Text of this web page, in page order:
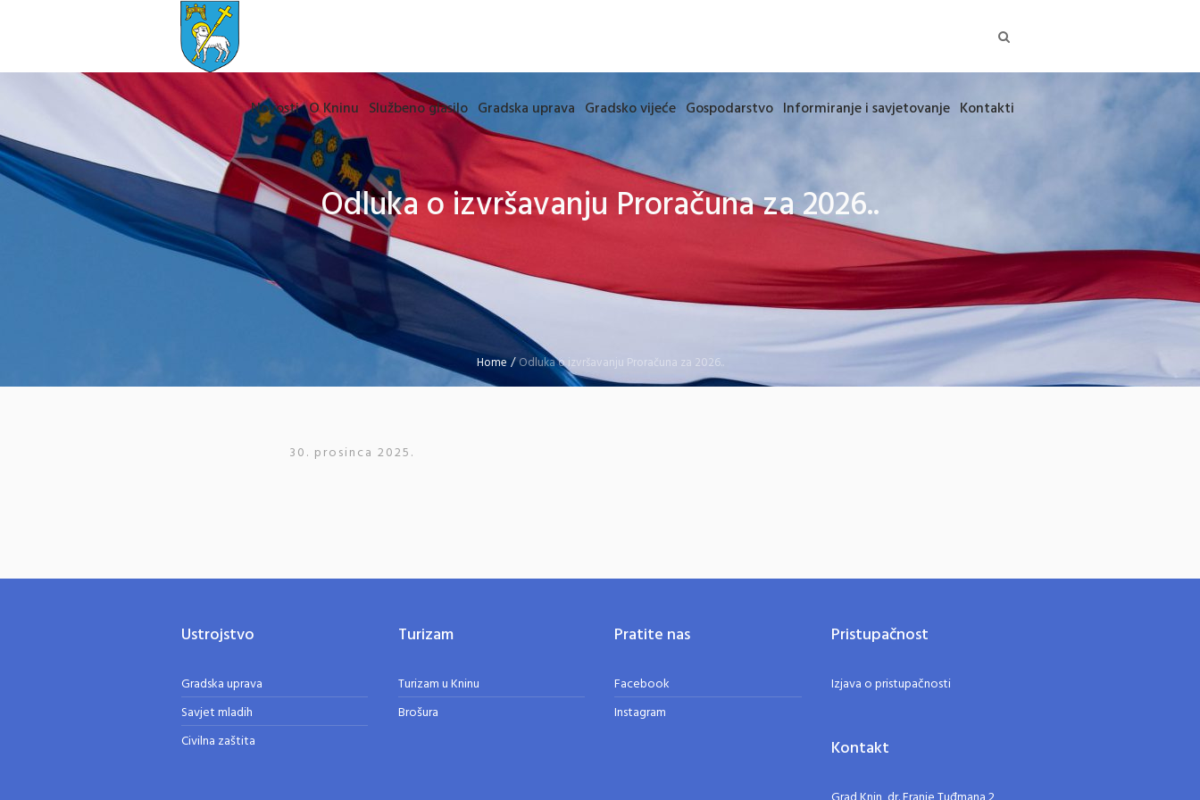
Novosti O Kninu Službeno glasilo Gradska uprava Gradsko vijeće Gospodarstvo Informiranje i savjetovanje Kontakti
Odluka o izvršavanju Proračuna za 2026..
Home /Odluka o izvršavanju Proračuna za 2026..
30. prosinca 2025.
Ustrojstvo
Gradska uprava
Savjet mladih
Civilna zaštita
Turizam
Turizam u Kninu
Brošura
Pratite nas
Facebook
Instagram
Pristupačnost
Izjava o pristupačnosti
Kontakt